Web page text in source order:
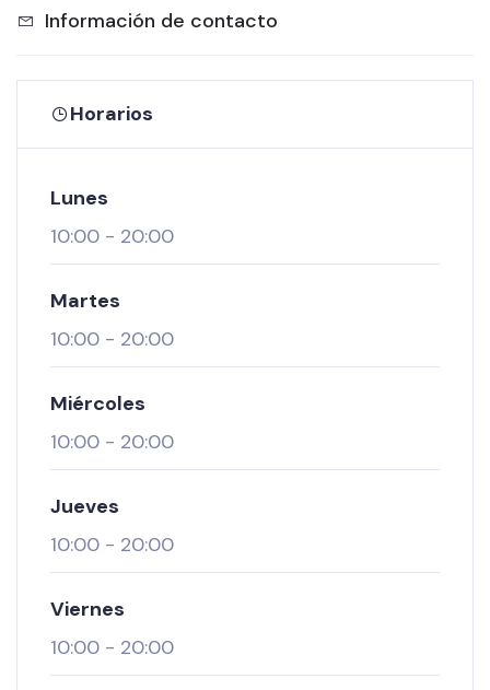
Información de contacto
Horarios
Lunes
10:00 - 20:00
Martes
10:00 - 20:00
Miércoles
10:00 - 20:00
Jueves
10:00 - 20:00
Viernes
10:00 - 20:00